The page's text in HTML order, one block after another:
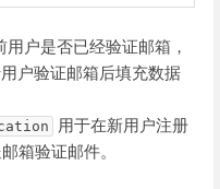
用户是否已经验证邮箱，
户验证邮箱后填充数据
用于在新用户注册
箱验证邮件。